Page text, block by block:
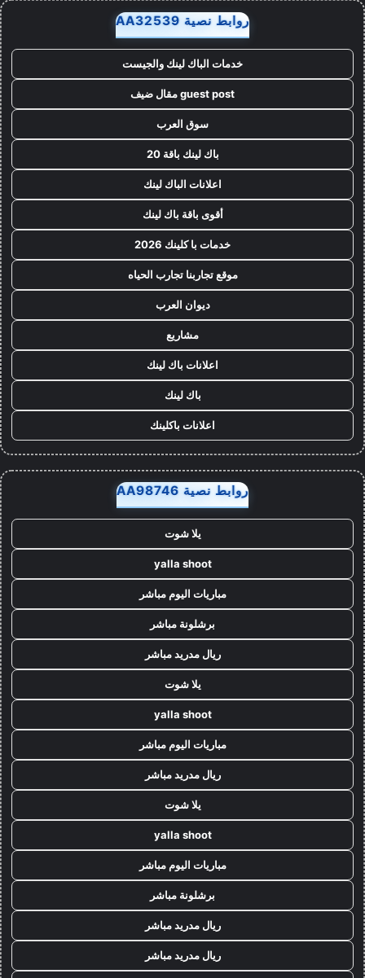
روابط نصية AA32539
خدمات الباك لينك والجيست
guest post مقال ضيف
سوق العرب
باك لينك باقة 20
اعلانات الباك لينك
أقوى باقة باك لينك
خدمات با كلينك 2026
موقع تجاربنا تجارب الحياه
ديوان العرب
مشاريع
اعلانات باك لينك
باك لينك
اعلانات باكلينك
روابط نصية AA98746
يلا شوت
yalla shoot
مباريات اليوم مباشر
برشلونة مباشر
ريال مدريد مباشر
يلا شوت
yalla shoot
مباريات اليوم مباشر
ريال مدريد مباشر
يلا شوت
yalla shoot
مباريات اليوم مباشر
برشلونة مباشر
ريال مدريد مباشر
ريال مدريد مباشر